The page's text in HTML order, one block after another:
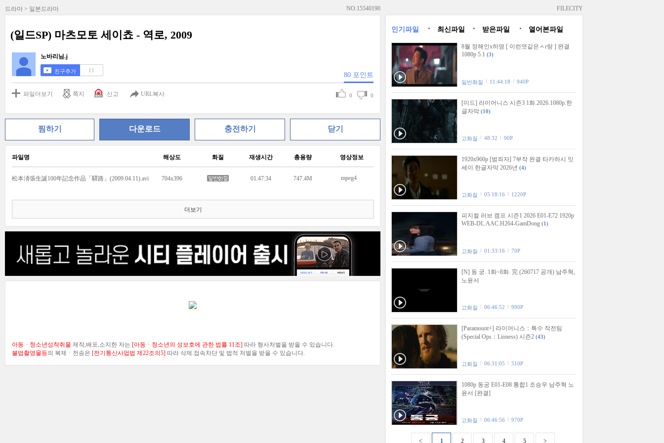
드라마 > 일본드라마 NO.15540190
(일드SP) 마츠모토 세이쵸 - 역로, 2009
노바리님.j
친구추가 11
80 포인트
파일더보기 쪽지 신고 URL복사 0 0
찜하기 다운로드 충전하기 닫기
파일명 해상도 화질 재생시간 총용량 영상정보
松本淸張生誕100年記念作品「驛路」(2009.04.11).avi 704x396 01:47:34 747.4M mpeg4
더보기
아동ㆍ청소년성착취물 제작,배포,소지한 자는 [아동ㆍ청소년의 성보호에 관한 법률 11조] 따라 형사처벌을 받을 수 있습니다.
불법촬영물등의 복제ㆍ전송은 [전기통신사업법 제22조의5] 따라 삭제.접속차단 및 법적 처벌을 받을 수 있습니다.
FILECITY
인기파일 최신파일 받은파일 열어본파일
8월 정해인x하영 [ 이런엿같은ㅅr랑 ] 완결
1080p 5.1 (3)
일반화질 11:44:18 940P
[미드] 라이어니스 시즌3 1화.2026.1080p.한
글자막 (10)
고화질 48:32 90P
1920x960p [범죄자] 7부작 완결 타카하시 잇
세이 한글자막 2026년 (4)
고화질 05:18:16 1220P
피지컬 러브 캠프 시즌1 2026 E01-E72 1920p
WEB-DL.AAC.H264-GamDong (1)
고화질 01:33:16 70P
[N] 동 궁. 1화~8화. 完 (260717 공개) 남주혁,
노윤서
고화질 06:46:52 990P
[Paramount+] 라이어니스：특수 작전팀
(Special Ops：Lioness) 시즌2 (43)
고화질 06:31:05 510P
1080p 동궁 E01-E08 통합1 조승우 남주혁 노
윤서 [완결]
고화질 06:46:56 970P
< 1 2 3 4 5 >